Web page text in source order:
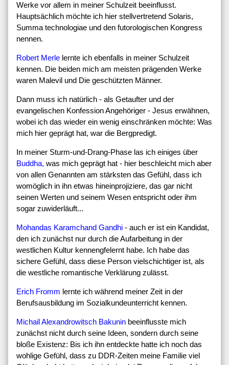
Werke vor allem in meiner Schulzeit beeinflusst.
Hauptsächlich möchte ich hier stellvertretend Solaris,
Summa technologiae und den futorologischen Kongress
nennen.
Robert Merle lernte ich ebenfalls in meiner Schulzeit
kennen. Die beiden mich am meisten prägenden Werke
waren Malevil und Die geschützten Männer.
Dann muss ich natürlich - als Getaufter und der
evangelischen Konfession Angehöriger - Jesus erwähnen,
wobei ich das wieder ein wenig einschränken möchte: Was
mich hier geprägt hat, war die Bergpredigt.
In meiner Sturm-und-Drang-Phase las ich einiges über
Buddha, was mich geprägt hat - hier beschleicht mich aber
von allen Genannten am stärksten das Gefühl, dass ich
womöglich in ihn etwas hineinprojiziere, das gar nicht
seinen Werten und seinem Wesen entspricht oder ihm
sogar zuwiderläuft...
Mohandas Karamchand Gandhi - auch er ist ein Kandidat,
den ich zunächst nur durch die Aufarbeitung in der
westlichen Kultur kennengfelernt habe. Ich habe das
sichere Gefühl, dass diese Person vielschichtiger ist, als
die westliche romantische Verklärung zulässt.
Erich Fromm lernte ich während meiner Zeit in der
Berufsausbildung im Sozialkundeunterricht kennen.
Michail Alexandrowitsch Bakunin beeinflusste mich
zunächst nicht durch seine Ideen, sondern durch seine
bloße Existenz: Bis ich ihn entdeckte hatte ich noch das
wohlige Gefühl, dass zu DDR-Zeiten meine Familie viel